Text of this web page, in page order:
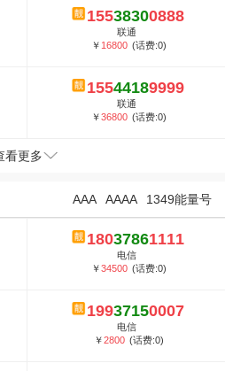
15538300888
联通
￥ 16800 (话费:0)
15544189999
联通
￥36800 (话费:0)
看更多
1349能量号
AAAA
AAA
18037861111
电信
￥34500 (话费:0)
19937150007
电信
￥2800 (话费:0)